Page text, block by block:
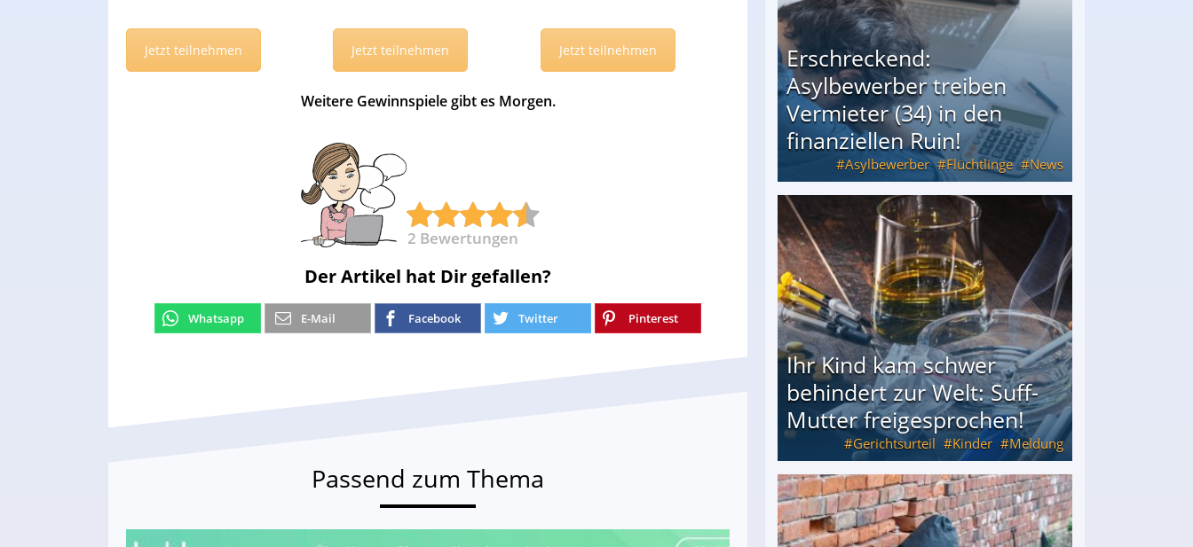
Jetzt teilnehmen Jetzt teilnehmen Jetzt teilnehmen
Weitere Gewinnspiele gibt es Morgen.
2 Bewertungen
Der Artikel hat Dir gefallen?
Whatsapp E-Mail Facebook Twitter Pinterest
Passend zum Thema
Erschreckend:
Asylbewerber treiben
Vermieter (34) in den
finanziellen Ruin!
Asylbewerber Flüchtlinge News
Erschreckend: Asylbewerber treiben Vermieter (34) in den finanziellen Ruin!
Ihr Kind kam schwer
behindert zur Welt: Suff-
Mutter freigesprochen!
Gerichtsurteil Kinder Meldung
Ihr Kind kam schwer behindert zur Welt: Suff-Mutter freigesprochen!